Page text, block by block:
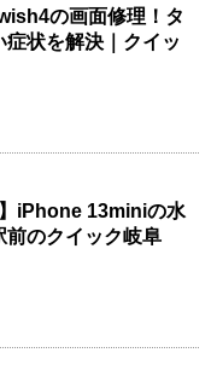
の画面修理！タ
症状を解決｜クイッ
】iPhone 13miniの水
前のクイック岐阜